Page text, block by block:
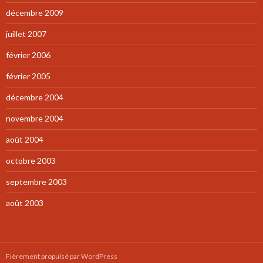
décembre 2009
juillet 2007
février 2006
février 2005
décembre 2004
novembre 2004
août 2004
octobre 2003
septembre 2003
août 2003
Fièrement propulsé par WordPress